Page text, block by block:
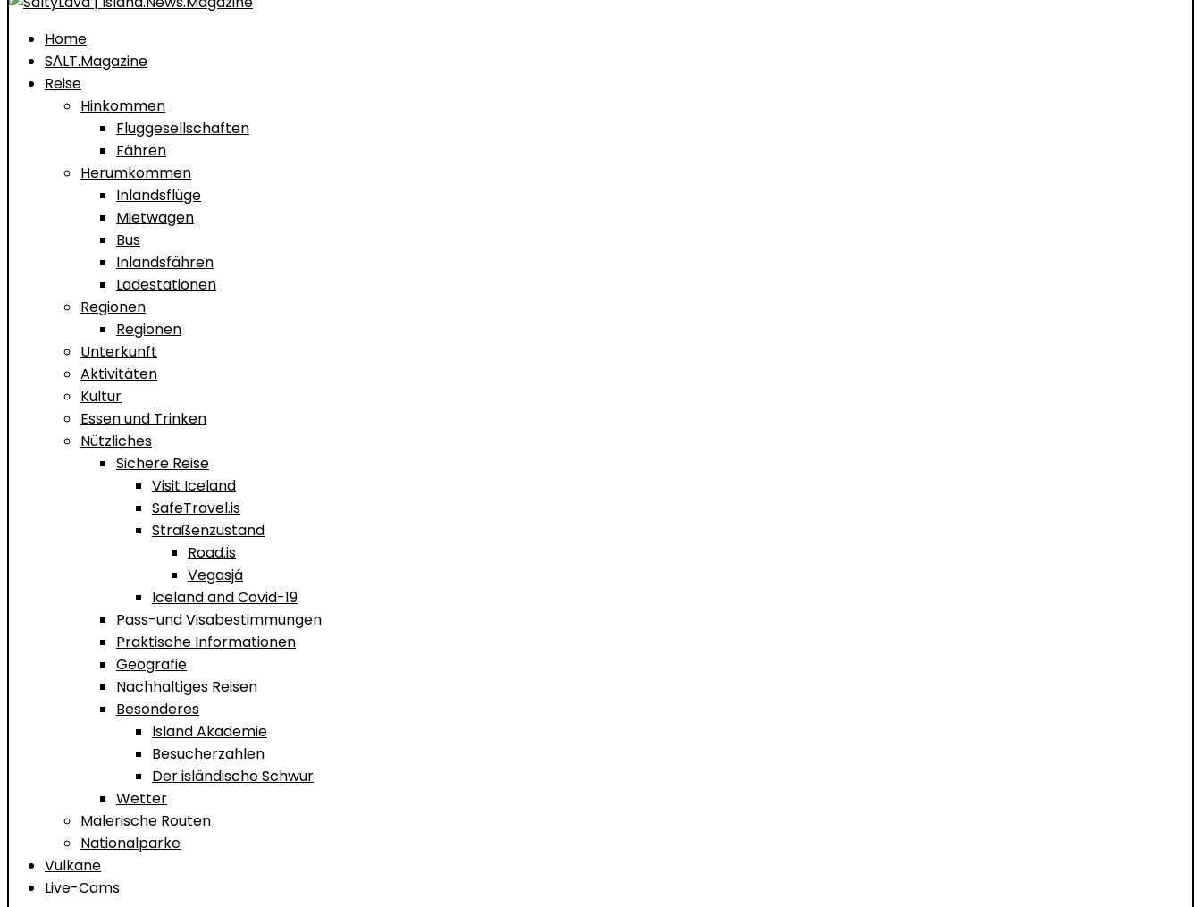
Home
SΛLT.Magazine
Reise
Hinkommen
Fluggesellschaften
Fähren
Herumkommen
Inlandsflüge
Mietwagen
Bus
Inlandsfähren
Ladestationen
Regionen
Regionen
Unterkunft
Aktivitäten
Kultur
Essen und Trinken
Nützliches
Sichere Reise
Visit Iceland
SafeTravel.is
Straßenzustand
Road.is
Vegasjá
Iceland and Covid-19
Pass-und Visabestimmungen
Praktische Informationen
Geografie
Nachhaltiges Reisen
Besonderes
Island Akademie
Besucherzahlen
Der isländische Schwur
Wetter
Malerische Routen
Nationalparke
Vulkane
Live-Cams